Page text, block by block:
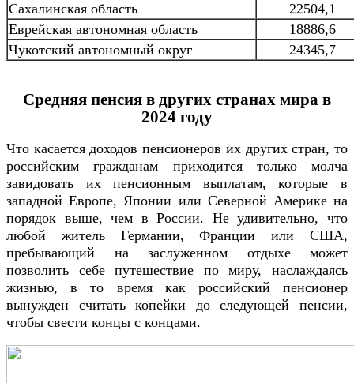
Сахалинская область
22504,1
Еврейская автономная область
18886,6
Чукотский автономный округ
24345,7
Средняя пенсия в других странах мира в
2024 году
Что касается доходов пенсионеров их других стран, то
российским гражданам приходится только молча
завидовать их пенсионным выплатам, которые в
западной Европе, Японии или Северной Америке на
порядок выше, чем в России. Не удивительно, что
любой житель Германии, Франции или США,
пребывающий на заслуженном отдыхе может
позволить себе путешествие по миру, наслаждаясь
жизнью, в то время как российский пенсионер
вынужден считать копейки до следующей пенсии,
чтобы свести концы с концами.